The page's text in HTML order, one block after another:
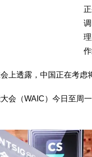
作
上透露，中国正在考虑
会（WAIC）今日至周